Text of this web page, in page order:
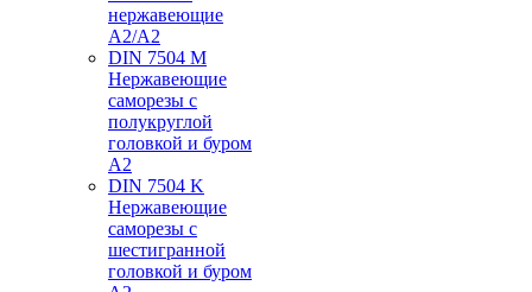
нержавеющие
A2/A2
DIN 7504 M
Нержавеющие
саморезы с
полукруглой
головкой и буром
А2
DIN 7504 K
Нержавеющие
саморезы с
шестигранной
головкой и буром